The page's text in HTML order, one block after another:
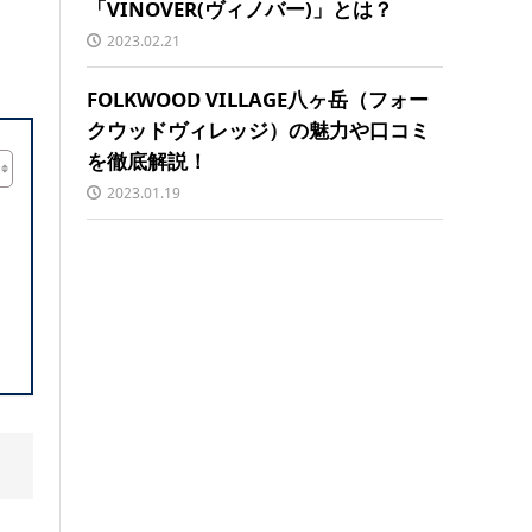
「VINOVER(ヴィノバー)」とは？
2023.02.21
FOLKWOOD VILLAGE八ヶ岳（フォー
クウッドヴィレッジ）の魅力や口コミ
を徹底解説！
2023.01.19